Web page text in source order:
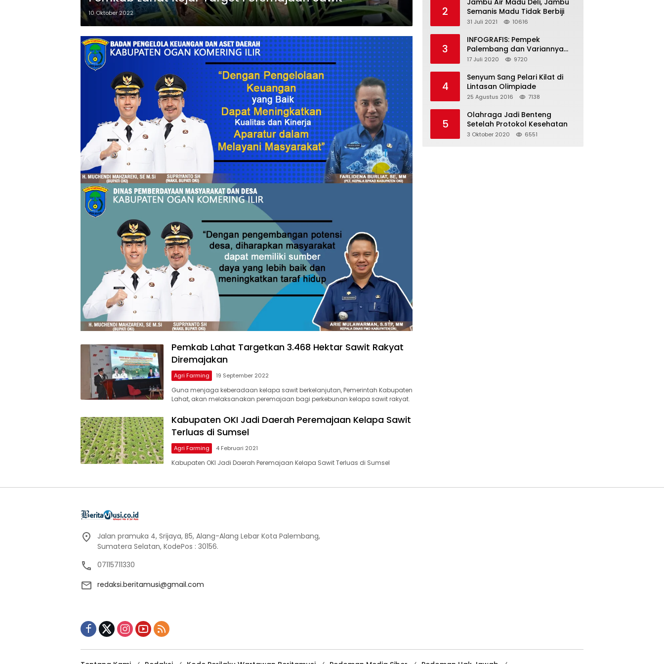
10 Oktober 2022
Pemkab Lahat Targetkan 3.468 Hektar Sawit Rakyat
Diremajakan
Agri Farming 19 September 2022
Guna menjaga keberadaan kelapa sawit berkelanjutan, Pemerintah Kabupaten
Lahat, akan melaksanakan peremajaan bagi perkebunan kelapa sawit rakyat.
Kabupaten OKI Jadi Daerah Peremajaan Kelapa Sawit
Terluas di Sumsel
Agri Farming 4 Februari 2021
Kabupaten OKI Jadi Daerah Peremajaan Kelapa Sawit Terluas di Sumsel
2
Jambu Air Madu Deli, Jambu
Semanis Madu Tidak Berbiji
31 Juli 2021 10616
3
INFOGRAFIS: Pempek
Palembang dan Variannya
yang Melegenda
17 Juli 2020 9720
4
Senyum Sang Pelari Kilat di
Lintasan Olimpiade
25 Agustus 2016 7138
5
Olahraga Jadi Benteng
Setelah Protokol Kesehatan
3 Oktober 2020 6551
Jalan pramuka 4, Srijaya, B5, Alang-Alang Lebar Kota Palembang,
Sumatera Selatan, KodePos : 30156.
07115711330
redaksi.beritamusi@gmail.com